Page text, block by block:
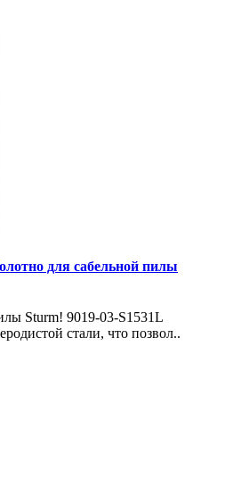
для сабельной пилы
Sturm! 9019-03-S1531L
стали, что позвол..